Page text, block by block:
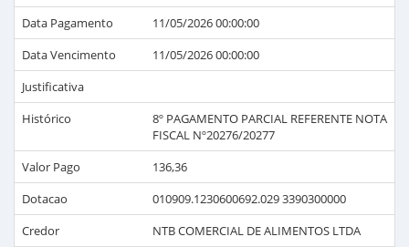
Data Pagamento
11/05/2026 00:00:00
Data Vencimento
11/05/2026 00:00:00
Justificativa
Histórico
8º PAGAMENTO PARCIAL REFERENTE NOTA
FISCAL Nº20276/20277
Valor Pago
136,36
Dotacao
010909.1230600692.029 3390300000
Credor
NTB COMERCIAL DE ALIMENTOS LTDA